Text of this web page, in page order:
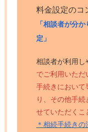
料金設定のコ
「相談者が分
定」
相談者が利用し
でご利用いた
手続きにおいて
り、その他手
せていただくこ
＊相続手続き